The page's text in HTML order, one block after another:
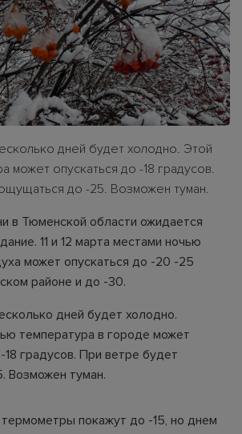
дней будет холодно. Этой
может опускаться до -18 градусов.
до -25. Возможен туман.
в Тюменской области ожидается
11 и 12 марта местами ночью
может опускаться до -20 -25
районе и до -30.
дней будет холодно.
температура в городе может
18 градусов. При ветре будет
Возможен туман.
термометры покажут до -15, но днем